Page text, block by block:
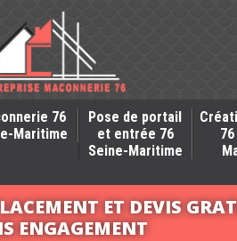
76
Maritime
Pose de portail
et entrée 76
Seine-Maritime
ET DEVIS
ENGAGEMENT